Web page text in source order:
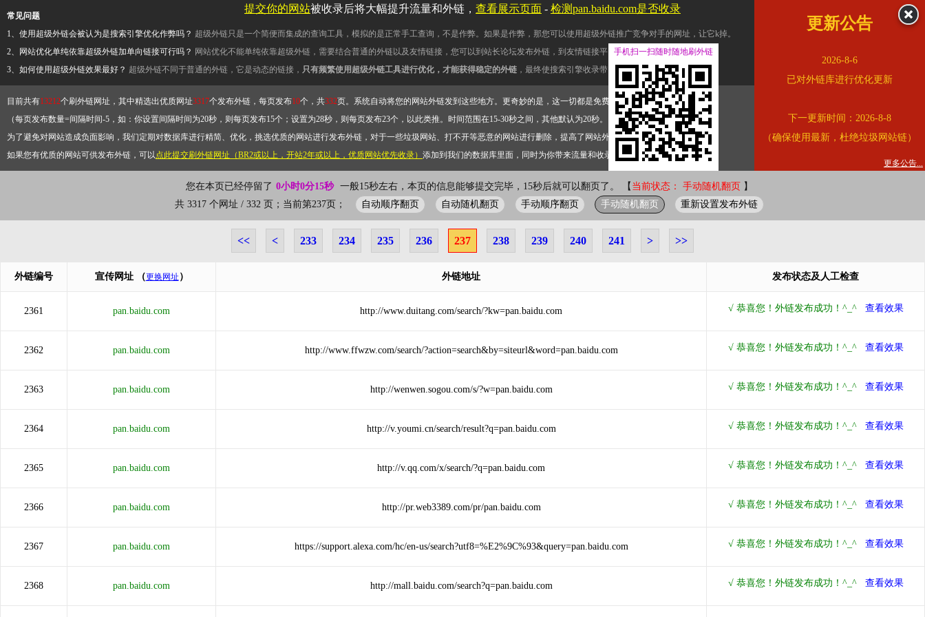
常见问题
1、使用超级外链会被认为是搜索引擎优化作弊吗？ 超级外链只是一个简便而集成的查询工具，模拟的是正常手工查询，不是作弊。如果是作弊，那您可以使用超级外链推广竞争对手的网址，让它k掉。
2、网站优化单纯依靠超级外链加单向链接可行吗？ 网站优化不能单纯依靠超级外链，需要结合普通的外链以及友情链接，您可以到站长论坛发布外链，到友情链接平台交换友情链接。
3、如何使用超级外链效果最好？ 超级外链不同于普通的外链，它是动态的链接， 只有频繁使用超级外链工具进行优化，才能获得稳定的外链 ，最终使搜索引擎收录带网址的查询页面。
目前共有13212个刷外链网址，其中精选出优质网址3317个发布外链，每页发布10个，共332页。系统自动将您的网站外链发到这些地方。更奇妙的是，这一切都是免费的。
（每页发布数量=间隔时间-5，如：你设置间隔时间为20秒，则每页发布15个；设置为28秒，则每页发布23个，以此类推。时间范围在15-30秒之间，其他默认为20秒。）
为了避免对网站造成负面影响，我们定期对数据库进行精简、优化，挑选优质的网站进行发布外链，对于一些垃圾网站、打不开等恶意的网站进行删除，提高了网站外链的质量。
如果您有优质的网站可供发布外链，可以点此提交刷外链网址（BR2或以上，开站2年或以上，优质网站优先收录） 添加到我们的数据库里面，同时为你带来流量和收录。 错误外链纠正
您在本页已经停留了 0小时0分15秒 一般15秒左右，本页的信息能够提交完毕，15秒后就可以翻页了。 【 当前状态： 手动随机翻页 】
共 3317 个网址 / 332 页；当前第237页；
自动顺序翻页 自动随机翻页 手动顺序翻页 手动随机翻页 重新设置发布外链
<< < 233 234 235 236 237 238 239 240 241 > >>
外链编号 宣传网址 （更换网址 ） 外链地址 发布状态及人工检查
2361 pan.baidu.com http://www.duitang.com/search/?kw=pan.baidu.com
2362 pan.baidu.com http://www.ffwzw.com/search/?action=search&by=siteurl&word=pan.baidu.com
2363 pan.baidu.com http://wenwen.sogou.com/s/?w=pan.baidu.com
2364 pan.baidu.com http://v.youmi.cn/search/result?q=pan.baidu.com
2365 pan.baidu.com http://v.qq.com/x/search/?q=pan.baidu.com
2366 pan.baidu.com http://pr.web3389.com/pr/pan.baidu.com
2367 pan.baidu.com https://support.alexa.com/hc/en-us/search?utf8=%E2%9C%93&query=pan.baidu.com
2368 pan.baidu.com http://mall.baidu.com/search?q=pan.baidu.com
提交你的网站被收录后将大幅提升流量和外链， 查看展示页面 - 检测pan.baidu.com是否收录
更新公告
2026-8-6
已对外链库进行优化更新
下一更新时间：2026-8-8
（确保使用最新，杜绝垃圾网站链）
更多公告...
手机扫一扫随时随地刷外链